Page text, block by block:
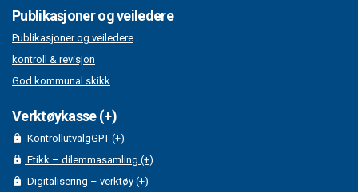
Publikasjoner og veiledere
Publikasjoner og veiledere
kontroll & revisjon
God kommunal skikk
Verktøykasse (+)
KontrollutvalgGPT (+)
Etikk – dilemmasamling (+)
Digitalisering – verktøy (+)